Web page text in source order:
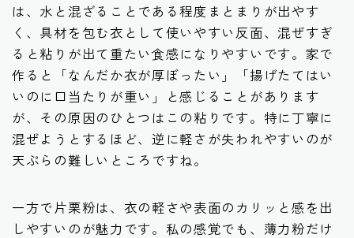
は、水と混ざることである程度まとまりが出やす
く、具材を包む衣として使いやすい反面、混ぜすぎ
ると粘りが出て重たい食感になりやすいです。家で
作ると「なんだか衣が厚ぼったい」「揚げたてはい
いのに口当たりが重い」と感じることがあります
が、その原因のひとつはこの粘りです。特に丁寧に
混ぜようとするほど、逆に軽さが失われやすいのが
天ぷらの難しいところですね。
一方で片栗粉は、衣の軽さや表面のカリッと感を出
しやすいのが魅力です。私の感覚でも、薄力粉だけ